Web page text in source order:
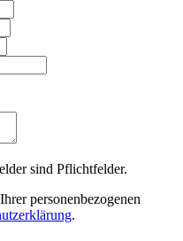
sind Pflichtfelder.
personenbezogenen
.